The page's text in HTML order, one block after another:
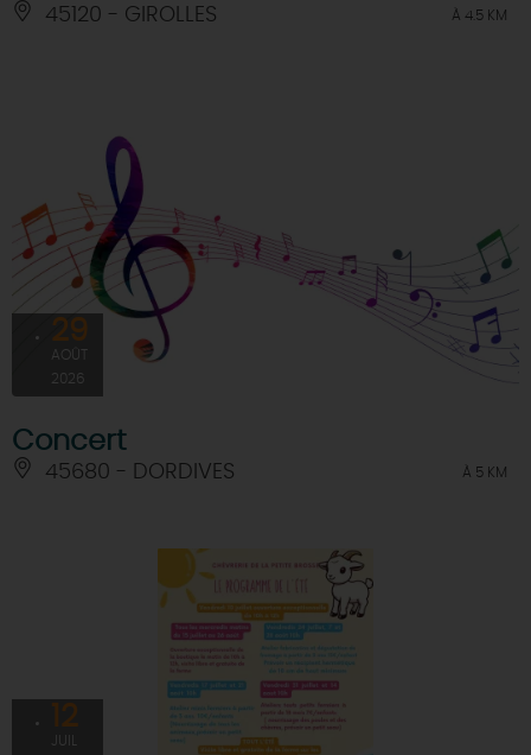
45120 - GIROLLES À 4.5 KM
29
AOÛT
2026
Concert
45680 - DORDIVES À 5 KM
12